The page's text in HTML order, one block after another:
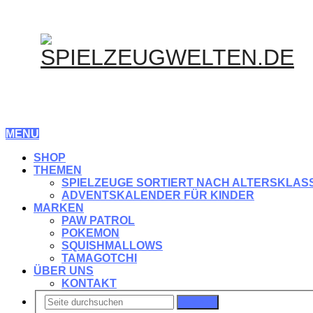
MENU
SHOP
THEMEN
SPIELZEUGE SORTIERT NACH
ADVENTSKALENDER FÜR KINDER
MARKEN
PAW PATROL
POKEMON
SQUISHMALLOWS
TAMAGOTCHI
ÜBER UNS
KONTAKT